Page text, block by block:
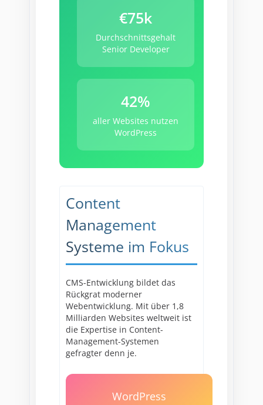
€75k
Durchschnittsgehalt
Senior Developer
42%
aller Websites nutzen
WordPress
Content
Management
Systeme im Fokus
CMS-Entwicklung bildet das
Rückgrat moderner
Webentwicklung. Mit über 1,8
Milliarden Websites weltweit ist
die Expertise in Content-
Management-Systemen
gefragter denn je.
WordPress